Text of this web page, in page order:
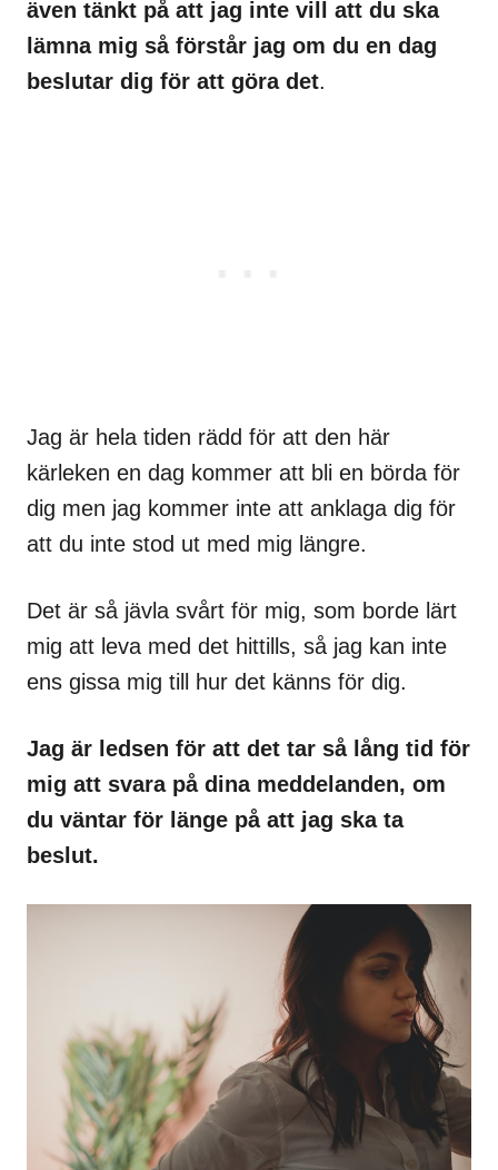
även tänkt på att jag inte vill att du ska
lämna mig så förstår jag om du en dag
beslutar dig för att göra det.
Jag är hela tiden rädd för att den här
kärleken en dag kommer att bli en börda för
dig men jag kommer inte att anklaga dig för
att du inte stod ut med mig längre.
Det är så jävla svårt för mig, som borde lärt
mig att leva med det hittills, så jag kan inte
ens gissa mig till hur det känns för dig.
Jag är ledsen för att det tar så lång tid för
mig att svara på dina meddelanden, om
du väntar för länge på att jag ska ta
beslut.